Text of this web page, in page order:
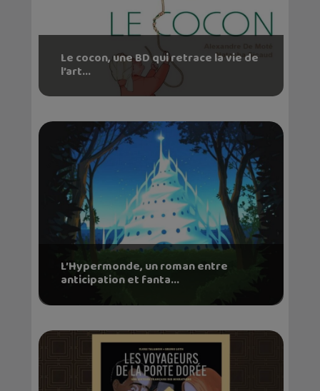
Le cocon, une BD qui retrace la vie de
l’art...
L’Hypermonde, un roman entre
anticipation et fanta...